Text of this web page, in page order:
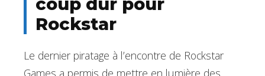
Rockstar
Le dernier piratage à l’encontre de Rockstar